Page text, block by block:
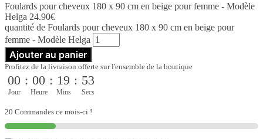
Foulards pour cheveux 180 x 90 cm en beige pour femme - Modèle
Helga 24.90€
quantité de Foulards pour cheveux 180 x 90 cm en beige pour
femme - Modèle Helga
Ajouter au panier
Profitez de la livraison offerte sur l'ensemble de la boutique
00
Jour
: 00
Heure
: 19
Mins
: 52
Secs
20 Commandes ce mois-ci !